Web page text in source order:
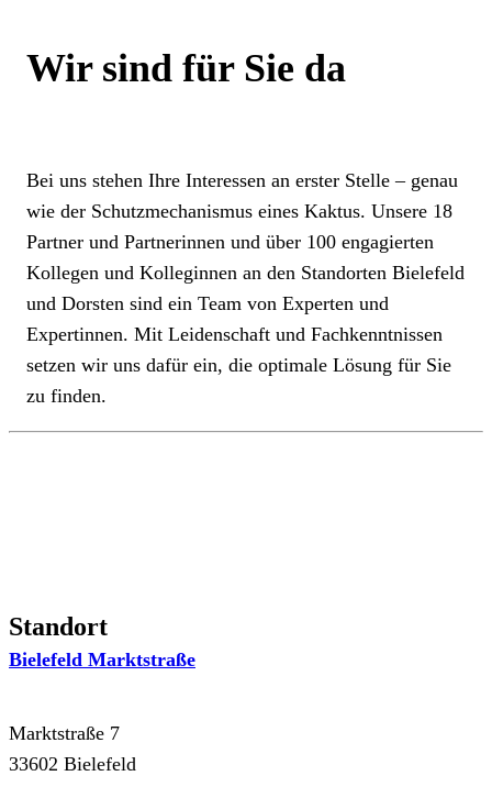
Wir sind für Sie da
Bei uns stehen Ihre Interessen an erster Stelle – genau
wie der Schutzmechanismus eines Kaktus. Unsere 18
Partner und Partnerinnen und über 100 engagierten
Kollegen und Kolleginnen an den Standorten Bielefeld
und Dorsten sind ein Team von Experten und
Expertinnen. Mit Leidenschaft und Fachkenntnissen
setzen wir uns dafür ein, die optimale Lösung für Sie
zu finden.
Standort
Bielefeld Marktstraße
Marktstraße 7
33602 Bielefeld